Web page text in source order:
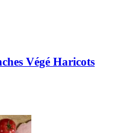
Végé Haricots